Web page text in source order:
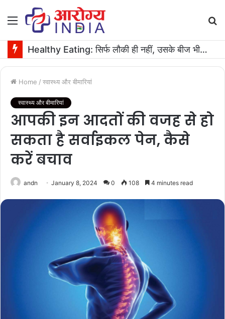
Menu
Healthy Eating: सिर्फ लौकी ही नहीं, उसके बीज भी हैं काम के! फायदे मिलेंगे कमाल के!
Home / स्वास्थ्य और बीमारियां
स्वास्थ्य और बीमारियां
आपकी इन आदतों की वजह से हो
सकता है सर्वाइकल पेन, कैसे
करें बचाव
andn January 8, 2024 0 108 4 minutes read